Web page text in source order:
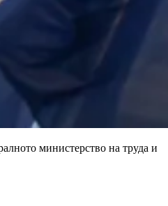
министерство на труда и